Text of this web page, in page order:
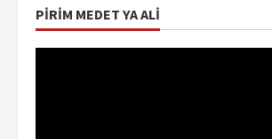
PIRIM MEDET YA ALI